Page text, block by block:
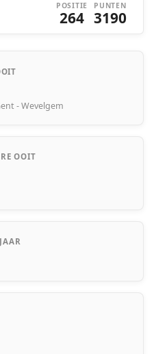
POSITIE
264
PUNTEN
3190
- Wevelgem
OOIT